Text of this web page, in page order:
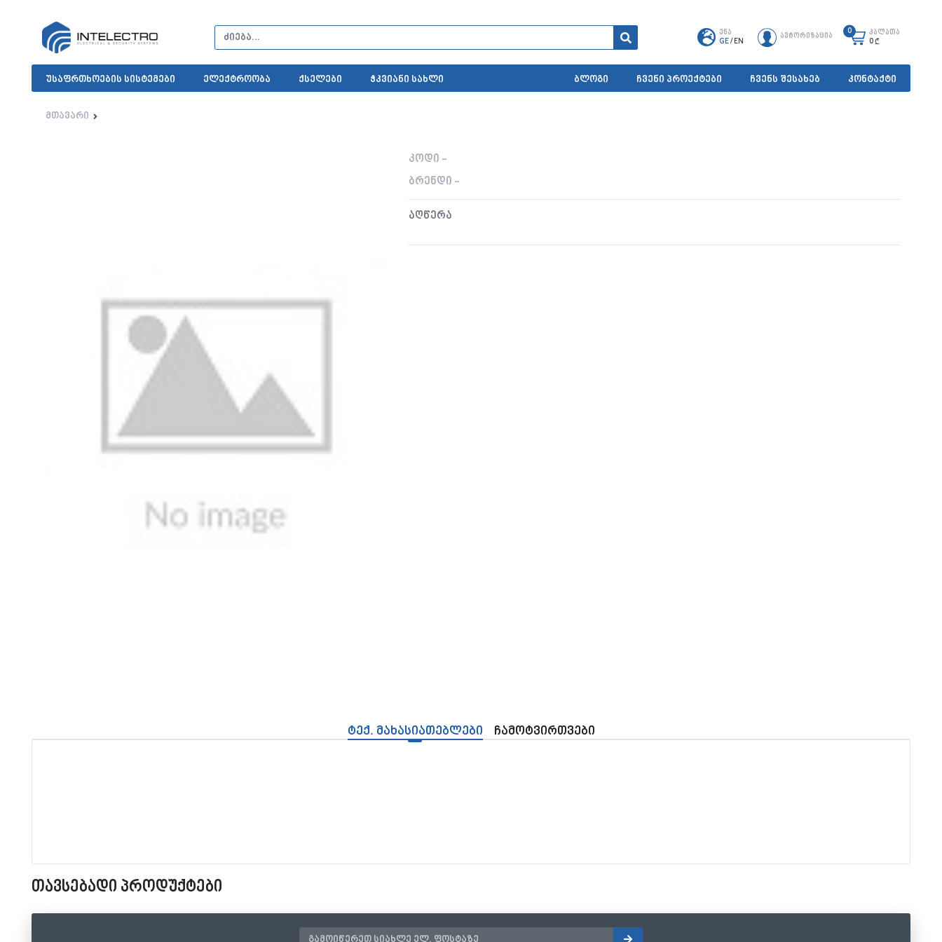
ენა
GE/EN
ავტორიზაცია
0
კალათა
0₾
უსაფრთხოების სისტემები ელექტროობა ქსელები ჭკვიანი სახლი ბლოგი ჩვენი პროექტები ჩვენს შესახებ კონტაქტი
მთავარი
კოდი -
ბრენდი -
აღწერა
ტექ. მახასიათებლები ჩამოტვირთვები
თავსებადი პროდუქტები